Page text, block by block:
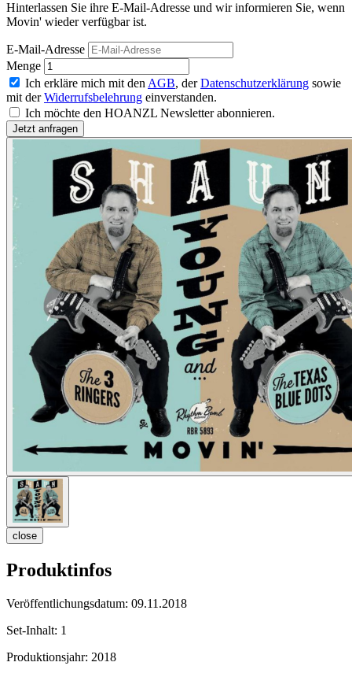
Hinterlassen Sie ihre E-Mail-Adresse und wir informieren Sie, wenn
Movin' wieder verfügbar ist.
E-Mail-Adresse
Menge
Ich erkläre mich mit den AGB, derDatenschutzerklärung sowie
mit derWiderrufsbelehrung einverstanden.
Ich möchte den HOANZL Newsletter abonnieren.
close
Produktinfos
Veröffentlichungsdatum: 09.11.2018
Set-Inhalt: 1
Produktionsjahr: 2018